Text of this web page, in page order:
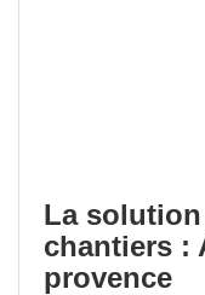
La
chantiers :
provence